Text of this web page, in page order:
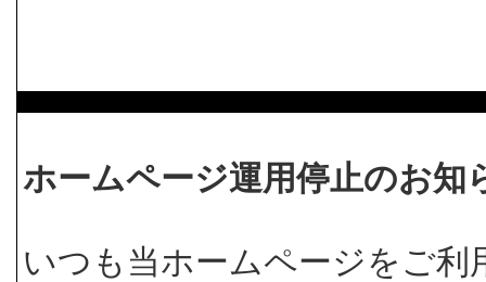
ホームページ運用停止のお知
いつも当ホームページをご